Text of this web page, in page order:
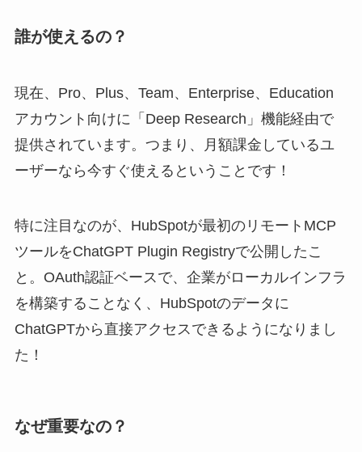
誰が使えるの？
現在、Pro、Plus、Team、Enterprise、Education
アカウント向けに「Deep Research」機能経由で
提供されています。つまり、月額課金しているユ
ーザーなら今すぐ使えるということです！
特に注目なのが、HubSpotが最初のリモートMCP
ツールをChatGPT Plugin Registryで公開したこ
と。OAuth認証ベースで、企業がローカルインフラ
を構築することなく、HubSpotのデータに
ChatGPTから直接アクセスできるようになりまし
た！
なぜ重要なの？